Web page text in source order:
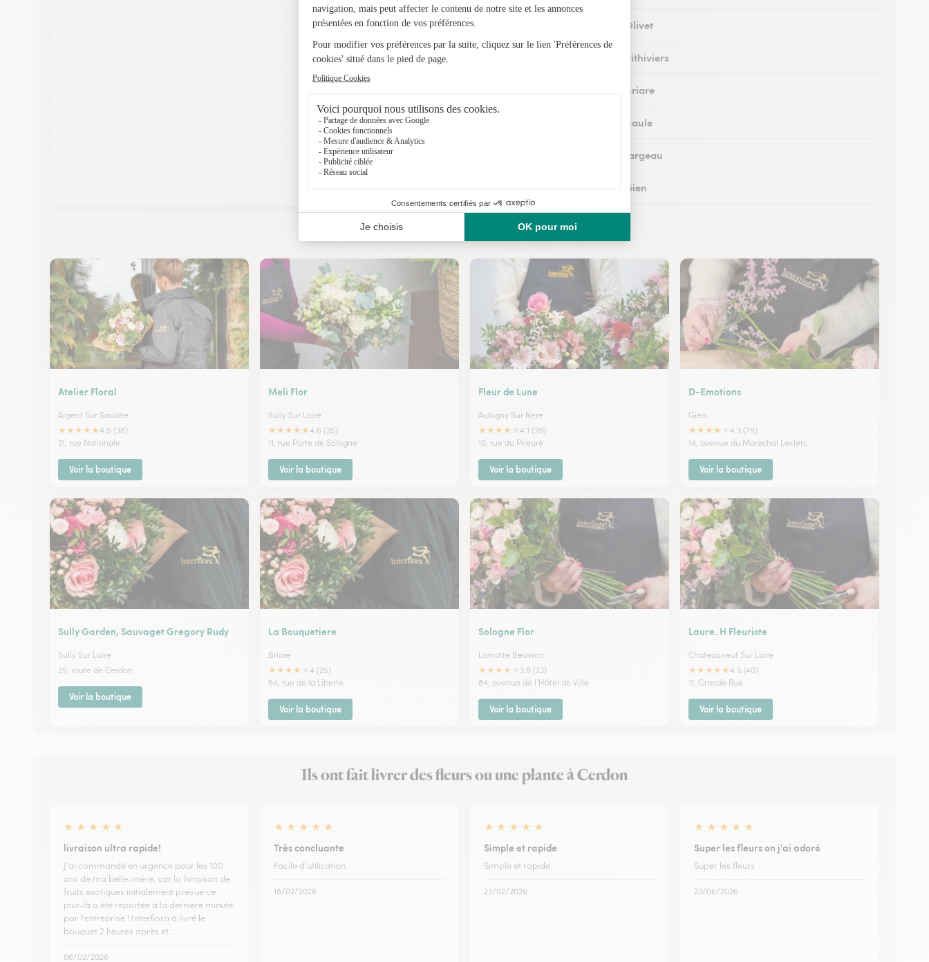
Fleuristes à Olivet
Fleuristes à Pithiviers
Fleuristes à Briare
Fleuristes à Baule
Fleuristes à Jargeau
Fleuristes à Gien
Nos fleuristes à Cerdon
Atelier Floral
Argent Sur Sauldre
★★★★★4.9 (38)
31, rue Nationale
Voir la boutique
Meli Flor
Sully Sur Loire
★★★★★4.6 (25)
11, rue Porte de Sologne
Voir la boutique
Fleur de Lune
Aubigny Sur Nere
★★★★
4.1 (29)
10, rue du Prieuré
Voir la boutique
D-Emotions
Gien
★★★★
4.3 (79)
14, avenue du Maréchal Leclerc
Voir la boutique
Sully Garden, Sauvaget Gregory Rudy
Sully Sur Loire
29, route de Cerdon
Voir la boutique
La Bouquetiere
Briare
★★★★
4 (25)
54, rue de la Liberté
Voir la boutique
Sologne Flor
Lamotte Beuvron
★★★★
3.8 (23)
84, avenue de l'Hôtel de Ville
Voir la boutique
Laure. H Fleuriste
Chateauneuf Sur Loire
★★★★★4.5 (40)
11, Grande Rue
Voir la boutique
Ils ont fait livrer des fleurs ou une plante à Cerdon
★ ★ ★ ★ ★
livraison ultra rapide!
J'ai commandé en urgence pour les 100
ans de ma belle-mère, car la livraison de
fruits exotiques initialement prévue ce
jour-là à été reportée à la dernière minute
par l'entreprise ! Interflora à livré le
bouquet 2 heures après et…
06/02/2026
★ ★ ★ ★ ★
Très concluante
Facile d’utilisation
18/02/2026
★ ★ ★ ★ ★
Simple et rapide
Simple et rapide
23/02/2026
★ ★ ★ ★ ★
Super les fleurs on j'ai adoré
Super les fleurs
23/06/2026